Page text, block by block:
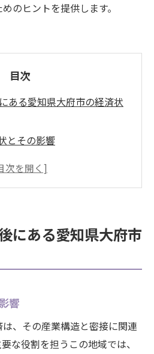
のヒントを提供します。
目次
ある愛知県大府市の経済状
とその影響
経済不安の影響
う地域経済の変化
属が高騰する理由を探る
す価格変動
市の貴金属市場
える影響
にある愛知県大府市
響
、その産業構造と密接に関連
な役割を担うこの地域では、